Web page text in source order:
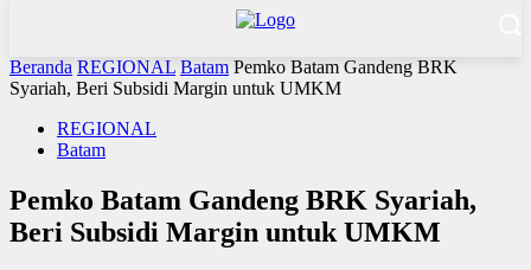
Beranda REGIONAL Batam Pemko Batam Gandeng BRK
Syariah, Beri Subsidi Margin untuk UMKM
REGIONAL
Batam
Pemko Batam Gandeng BRK Syariah,
Beri Subsidi Margin untuk UMKM